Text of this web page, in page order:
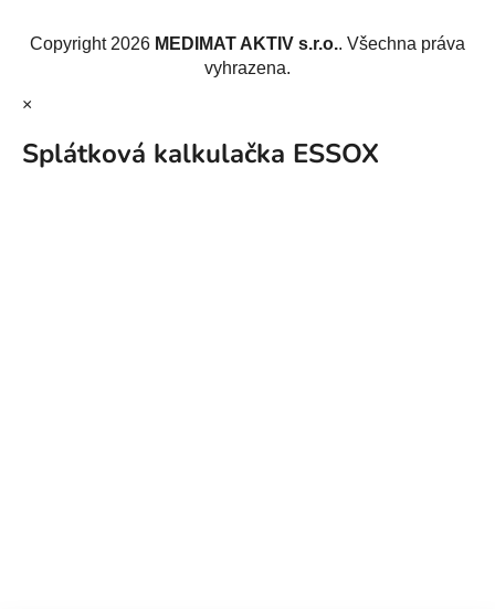
Copyright 2026 MEDIMAT AKTIV s.r.o.. Všechna práva
vyhrazena.
×
Splátková kalkulačka ESSOX